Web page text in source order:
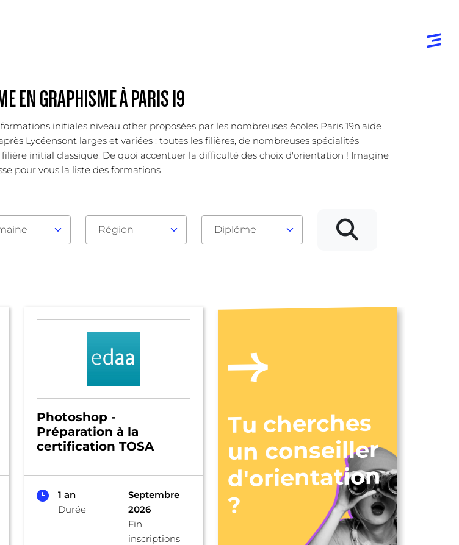
EN GRAPHISME À PARIS 19
initiales niveau other proposées par les nombreuses écoles Paris 19n'aide
Lycéensont larges et variées : toutes les filières, de nombreuses spécialités
initial classique. De quoi accentuer la difficulté des choix d'orientation ! Imagine
pour vous la liste des formations
Région Diplôme
Photoshop -
Préparation à la
certification TOSA
1 an
Durée
Septembre
2026
Fin
inscriptions
Tu cherches
un conseiller
d'orientation
?